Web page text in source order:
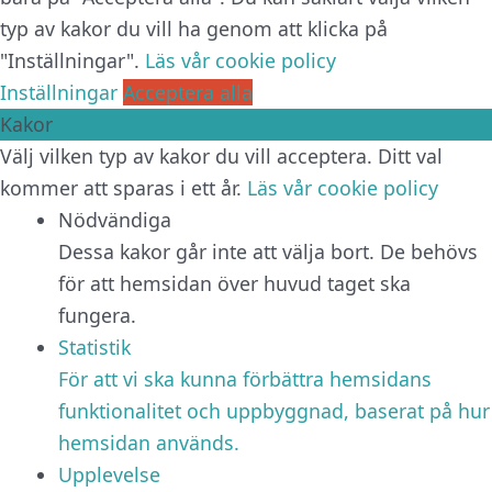
typ av kakor du vill ha genom att klicka på
"Inställningar". Läs vår cookie policy
Inställningar Acceptera alla
Kakor
Välj vilken typ av kakor du vill acceptera. Ditt val
kommer att sparas i ett år. Läs vår cookie policy
Nödvändiga
Dessa kakor går inte att välja bort. De behövs
för att hemsidan över huvud taget ska
fungera.
Statistik
För att vi ska kunna förbättra hemsidans
funktionalitet och uppbyggnad, baserat på hur
hemsidan används.
Upplevelse